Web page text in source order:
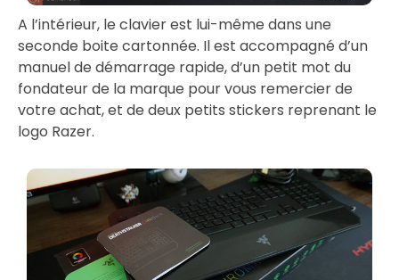
A l’intérieur, le clavier est lui-même dans une
seconde boite cartonnée. Il est accompagné d’un
manuel de démarrage rapide, d’un petit mot du
fondateur de la marque pour vous remercier de
votre achat, et de deux petits stickers reprenant le
logo Razer.